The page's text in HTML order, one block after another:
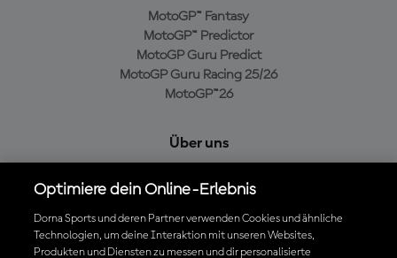
MotoGP™ Fantasy
MotoGP™ Predictor
MotoGP Guru Predict
MotoGP Guru Racing 25/26
MotoGP™26
Über uns
Cookie-Richtlinien
Geschäftsbedingungen
Datenschutzrichtlinien
Optimiere dein Online-Erlebnis
Dorna Sports und deren Partner verwenden Cookies und ähnliche
Technologien, um deine Interaktion mit unseren Websites,
Produkten und Diensten zu messen und dir personalisierte